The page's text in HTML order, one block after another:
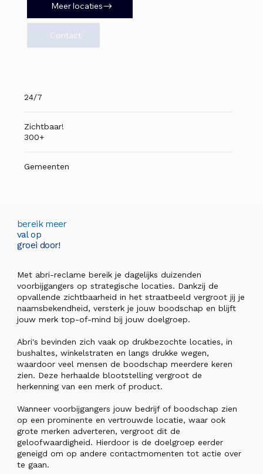
Meer locaties
Contact
24/7
Zichtbaar!
300+
Gemeenten
bereik meer
val op
groei door!
Met abri-reclame bereik je dagelijks duizenden
voorbijgangers op strategische locaties. Dankzij de
opvallende zichtbaarheid in het straatbeeld vergroot jij je
naamsbekendheid, versterk je jouw boodschap en blijft
jouw merk top-of-mind bij jouw doelgroep.
Abri's bevinden zich vaak op drukbezochte locaties, in
bushaltes, winkelstraten en langs drukke wegen,
waardoor veel mensen de boodschap meerdere keren
zien. Deze herhaalde blootstelling vergroot de
herkenning van een merk of product.
Wanneer voorbijgangers jouw bedrijf of boodschap zien
op een prominente en vertrouwde locatie, waar ook
grote merken adverteren, vergroot dit de
geloofwaardigheid. Hierdoor is de doelgroep eerder
geneigd om op andere contactmomenten tot actie over
te gaan.